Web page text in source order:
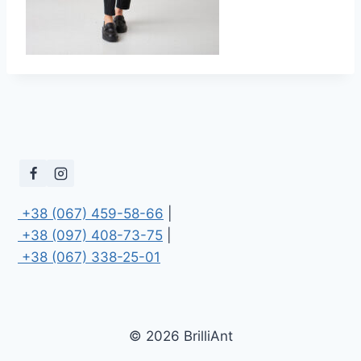
+38 (067) 459-58-66
+38 (097) 408-73-75
+38 (067) 338-25-01
© 2026 BrilliAnt